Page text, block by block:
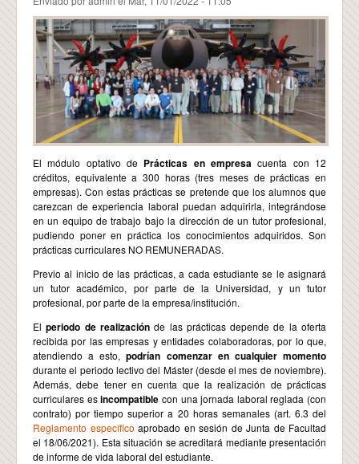
El módulo optativo de Prácticas en empresa cuenta con 12
créditos, equivalente a 300 horas (tres meses de prácticas en
empresas). Con estas prácticas se pretende que los alumnos que
carezcan de experiencia laboral puedan adquirirla, integrándose
en un equipo de trabajo bajo la dirección de un tutor profesional,
pudiendo poner en práctica los conocimientos adquiridos. Son
prácticas curriculares NO REMUNERADAS.
Previo al inicio de las prácticas, a cada estudiante se le asignará
un tutor académico, por parte de la Universidad, y un tutor
profesional, por parte de la empresa/institución.
Elperiodo de realizaciónde las prácticas depende de la oferta
recibida por las empresas y entidades colaboradoras, por lo que,
atendiendo a esto,podrían comenzar en cualquier momento
durante el periodo lectivo del Máster (desde el mes de noviembre).
Además, debe tener en cuenta que la realización de prácticas
curriculares esincompatible con una jornada laboral reglada (con
contrato) por tiempo superior a 20 horas semanales (art. 6.3 del
Reglamento específico aprobado en sesión de Junta de Facultad
el 18/06/2021). Esta situación se acreditará mediante presentación
de informe de vida laboral del estudiante.